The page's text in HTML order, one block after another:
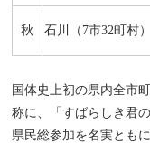
秋 石川（7市32町村）
国体史上初の県内全市
称に、「すばらしき君
県民総参加を名実とも